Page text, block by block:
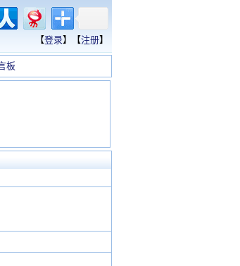
【登录】【注册】
板